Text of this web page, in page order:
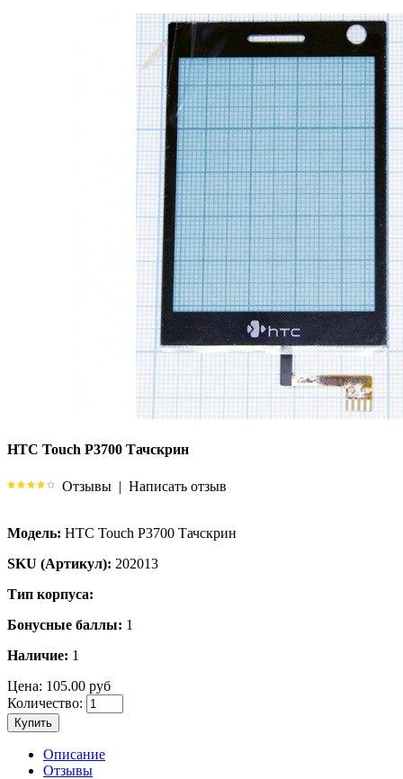
HTC Touch P3700 Тачскрин
Отзывы | Написать отзыв
Модель: HTC Touch P3700 Тачскрин
SKU (Артикул): 202013
Тип корпуса:
Бонусные баллы: 1
Наличие: 1
Цена: 105.00 руб
Количество:
Купить
Описание
Отзывы